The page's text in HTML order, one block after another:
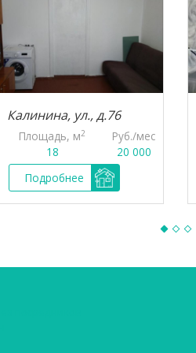
Калинина, ул., д.76
Площадь, м2
18
Руб./мес
20 000
Подробнее